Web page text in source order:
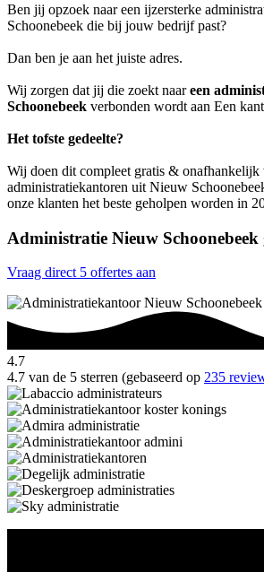
Ben jij opzoek naar een ijzersterke
Schoonebeek die bij jouw bedrijf past?
Dan ben je aan het juiste adres.
Wij zorgen dat jij die zoekt naareen
Schoonebeek verbonden wordt aan Een
Het tofste gedeelte?
Wij doen dit compleet gratis & onafhankelijk
administratiekantoren uit Nieuw
onze klanten het beste geholpen worden in
Administratie Nieuw Schoonebeek
Vraag direct 5 offertes aan
4.7
4.7 van de 5 sterren (gebaseerd op 235